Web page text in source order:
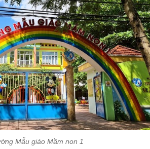
Mẫu giáo Mầm non 1